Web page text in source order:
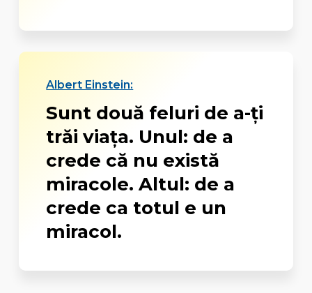
Albert Einstein:
Sunt două feluri de a-ți
trăi viața. Unul: de a
crede că nu există
miracole. Altul: de a
crede ca totul e un
miracol.